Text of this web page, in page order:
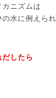
ニズムは
水に例えられ
したら